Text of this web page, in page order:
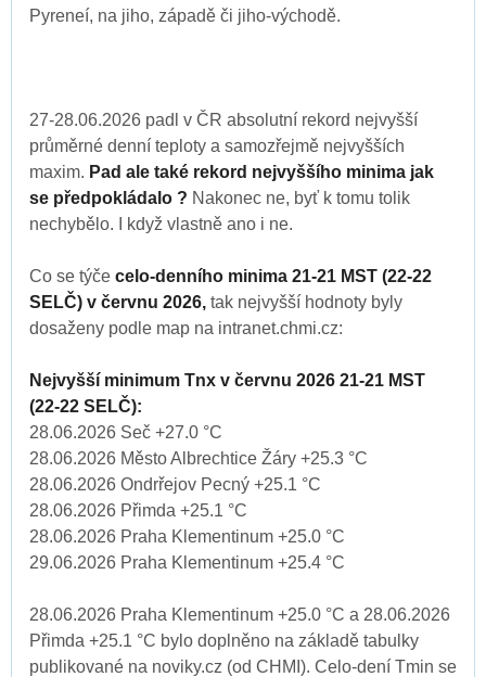
Pyreneí, na jiho, západě či jiho-východě.
27-28.06.2026 padl v ČR absolutní rekord nejvyšší
průměrné denní teploty a samozřejmě nejvyšších
maxim. Pad ale také rekord nejvyššího minima jak
se předpokládalo ? Nakonec ne, byť k tomu tolik
nechybělo. I když vlastně ano i ne.
Co se týče celo-denního minima 21-21 MST (22-22
SELČ) v červnu 2026, tak nejvyšší hodnoty byly
dosaženy podle map na intranet.chmi.cz:
Nejvyšší minimum Tnx v červnu 2026 21-21 MST
(22-22 SELČ):
28.06.2026 Seč +27.0 °C
28.06.2026 Město Albrechtice Žáry +25.3 °C
28.06.2026 Ondrřejov Pecný +25.1 °C
28.06.2026 Přimda +25.1 °C
28.06.2026 Praha Klementinum +25.0 °C
29.06.2026 Praha Klementinum +25.4 °C
28.06.2026 Praha Klementinum +25.0 °C a 28.06.2026
Přimda +25.1 °C bylo doplněno na základě tabulky
publikované na noviky.cz (od CHMI). Celo-dení Tmin se